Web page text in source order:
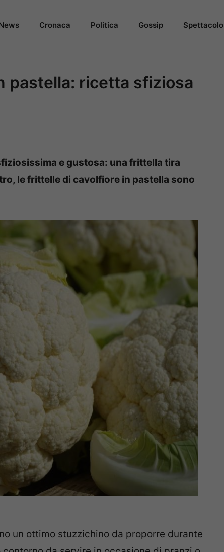
Cronaca Politica Gossip Spettacolo
pastella: ricetta sfiziosa
e gustosa: una frittella tira
le frittelle di cavolfiore in pastella sono
un ottimo stuzzichino da proporre durante